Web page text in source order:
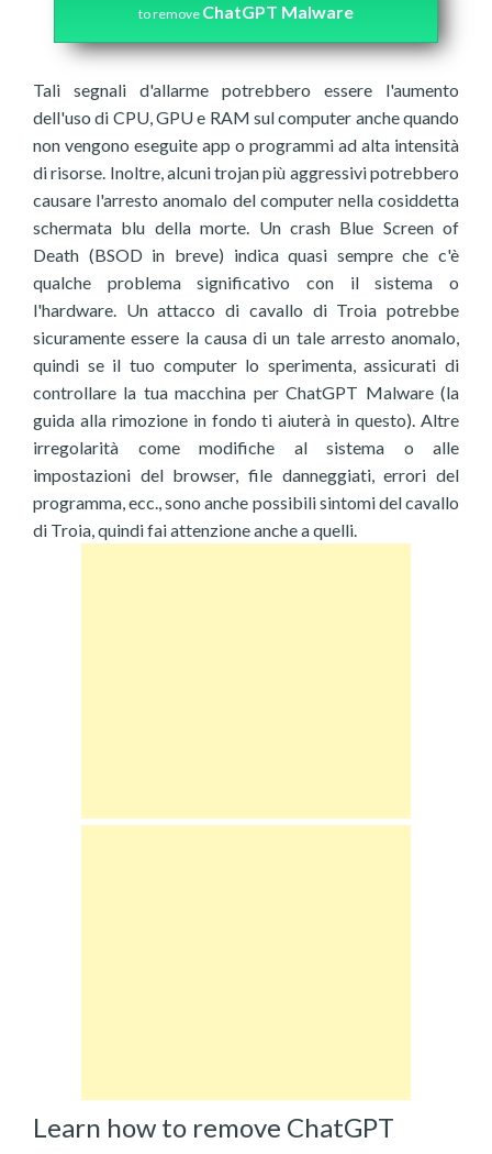
to remove ChatGPT Malware
Tali segnali d'allarme potrebbero essere l'aumento
dell'uso di CPU, GPU e RAM sul computer anche quando
non vengono eseguite app o programmi ad alta intensità
di risorse. Inoltre, alcuni trojan più aggressivi potrebbero
causare l'arresto anomalo del computer nella cosiddetta
schermata blu della morte. Un crash Blue Screen of
Death (BSOD in breve) indica quasi sempre che c'è
qualche problema significativo con il sistema o
l'hardware. Un attacco di cavallo di Troia potrebbe
sicuramente essere la causa di un tale arresto anomalo,
quindi se il tuo computer lo sperimenta, assicurati di
controllare la tua macchina per ChatGPT Malware (la
guida alla rimozione in fondo ti aiuterà in questo). Altre
irregolarità come modifiche al sistema o alle
impostazioni del browser, file danneggiati, errori del
programma, ecc., sono anche possibili sintomi del cavallo
di Troia, quindi fai attenzione anche a quelli.
Learn how to remove ChatGPT